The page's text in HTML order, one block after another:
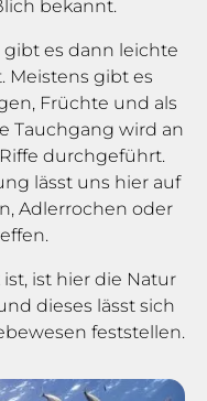
bekannt.
es dann leichte
Meistens gibt es
Früchte und als
Tauchgang wird an
durchgeführt.
lässt uns hier auf
Adlerrochen oder
ist hier die Natur
dieses lässt sich
feststellen.